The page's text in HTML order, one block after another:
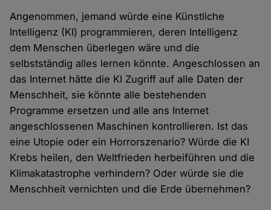
Angenommen, jemand würde eine Künstliche
Intelligenz (KI) programmieren, deren Intelligenz
dem Menschen überlegen wäre und die
selbstständig alles lernen könnte. Angeschlossen an
das Internet hätte die KI Zugriff auf alle Daten der
Menschheit, sie könnte alle bestehenden
Programme ersetzen und alle ans Internet
angeschlossenen Maschinen kontrollieren. Ist das
eine Utopie oder ein Horrorszenario? Würde die KI
Krebs heilen, den Weltfrieden herbeiführen und die
Klimakatastrophe verhindern? Oder würde sie die
Menschheit vernichten und die Erde übernehmen?